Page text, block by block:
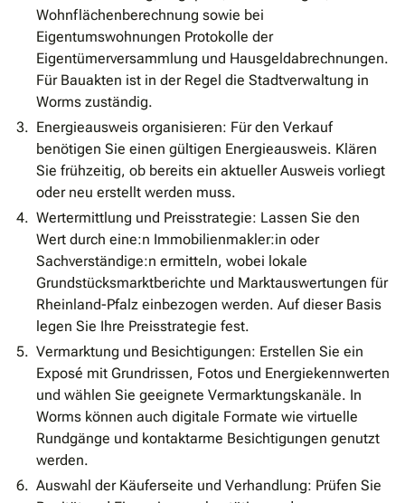
Wohnflächenberechnung sowie bei
Eigentumswohnungen Protokolle der
Eigentümerversammlung und Hausgeldabrechnungen.
Für Bauakten ist in der Regel die Stadtverwaltung in
Worms zuständig.
Energieausweis organisieren: Für den Verkauf
benötigen Sie einen gültigen Energieausweis. Klären
Sie frühzeitig, ob bereits ein aktueller Ausweis vorliegt
oder neu erstellt werden muss.
Wertermittlung und Preisstrategie: Lassen Sie den
Wert durch eine:n Immobilienmakler:in oder
Sachverständige:n ermitteln, wobei lokale
Grundstücksmarktberichte und Marktauswertungen für
Rheinland-Pfalz einbezogen werden. Auf dieser Basis
legen Sie Ihre Preisstrategie fest.
Vermarktung und Besichtigungen: Erstellen Sie ein
Exposé mit Grundrissen, Fotos und Energiekennwerten
und wählen Sie geeignete Vermarktungskanäle. In
Worms können auch digitale Formate wie virtuelle
Rundgänge und kontaktarme Besichtigungen genutzt
werden.
Auswahl der Käuferseite und Verhandlung: Prüfen Sie